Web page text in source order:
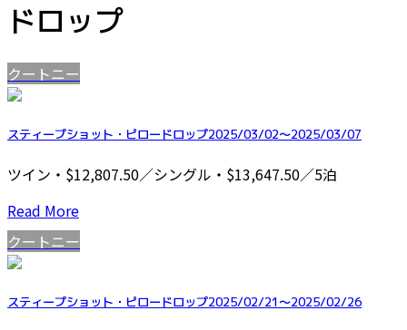
ドロップ
クートニー
スティープショット・ピロードロップ2025/03/02～2025/03/07
ツイン・$12,807.50／シングル・$13,647.50／5泊
Read More
クートニー
スティープショット・ピロードロップ2025/02/21～2025/02/26